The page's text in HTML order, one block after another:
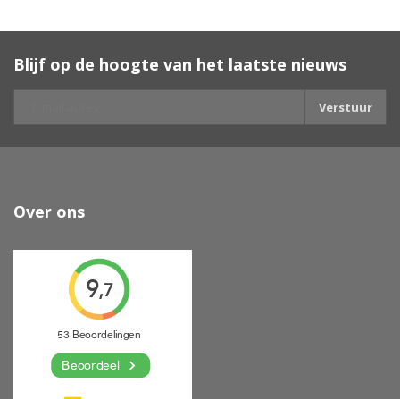
Blijf op de hoogte van het laatste nieuws
Verstuur
Over ons